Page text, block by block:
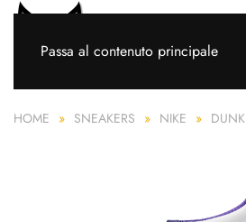
Passa al contenuto principale
HOME SNEAKERS NIKE DUNK